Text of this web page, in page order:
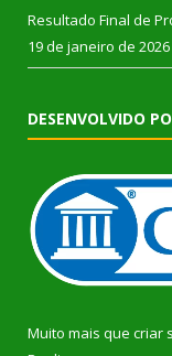
Resultado Final de
19 de janeiro de 2026
DESENVOLVIDO
Muito mais que criar